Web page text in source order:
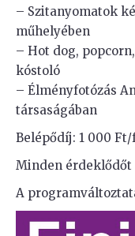
– Szitanyomatok
műhelyében
– Hot dog,
kóstoló
– Élményfotózás
társaságában
Belépődíj: 1 000 Ft/
Minden
A